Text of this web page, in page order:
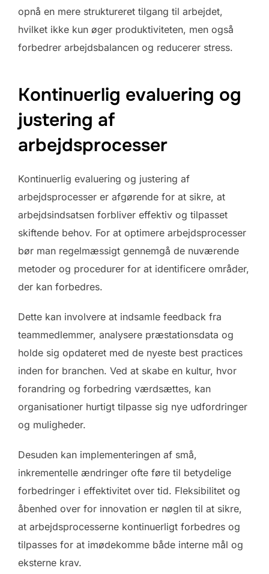
opnå en mere struktureret tilgang til arbejdet,
hvilket ikke kun øger produktiviteten, men også
forbedrer arbejdsbalancen og reducerer stress.
Kontinuerlig evaluering og
justering af
arbejdsprocesser
Kontinuerlig evaluering og justering af
arbejdsprocesser er afgørende for at sikre, at
arbejdsindsatsen forbliver effektiv og tilpasset
skiftende behov. For at optimere arbejdsprocesser
bør man regelmæssigt gennemgå de nuværende
metoder og procedurer for at identificere områder,
der kan forbedres.
Dette kan involvere at indsamle feedback fra
teammedlemmer, analysere præstationsdata og
holde sig opdateret med de nyeste best practices
inden for branchen. Ved at skabe en kultur, hvor
forandring og forbedring værdsættes, kan
organisationer hurtigt tilpasse sig nye udfordringer
og muligheder.
Desuden kan implementeringen af små,
inkrementelle ændringer ofte føre til betydelige
forbedringer i effektivitet over tid. Fleksibilitet og
åbenhed over for innovation er nøglen til at sikre,
at arbejdsprocesserne kontinuerligt forbedres og
tilpasses for at imødekomme både interne mål og
eksterne krav.